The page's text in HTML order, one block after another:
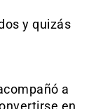
y quizás
a
en